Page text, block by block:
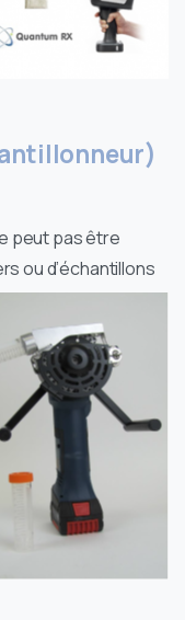
peut pas être
ou d’échantillons